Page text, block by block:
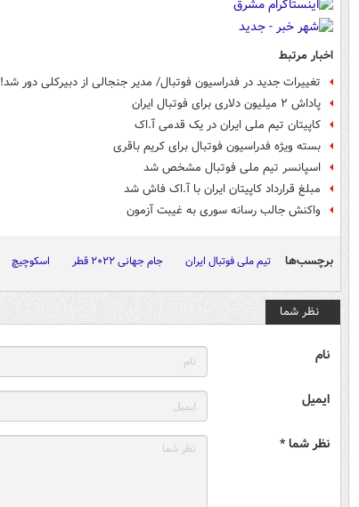
اخبار مرتبط
تغییرات جدید در فدراسیون فوتبال/ مدیر جنجالی از دبیرکلی دور شد!
پاداش ۲ میلیون دلاری برای فوتبال ایران
کاپیتان تیم ملی ایران در یک قدمی آ.اک
بسته ویژه فدراسیون فوتبال برای کریم باقری
اسپانسر تیم ملی فوتبال مشخص شد
مبلغ قرارداد کاپیتان ایران با آ.اک فاش شد
واکنش جالب رسانه سوری به غیبت آزمون
برچسب‌ها تیم ملی فوتبال ایران جام جهانی ۲۰۲۲ قطر اسکوچیچ
نظر شما
نام
ایمیل
نظر شما *